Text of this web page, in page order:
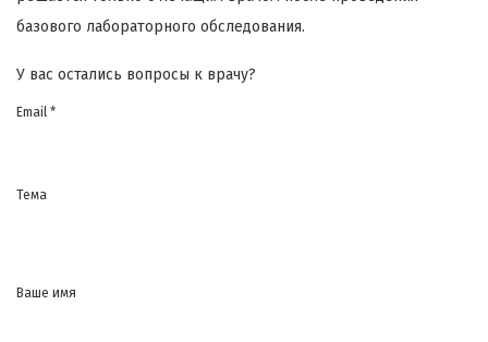
базового лабораторного обследования.
У вас остались вопросы к врачу?
Email *
Тема
Ваше имя